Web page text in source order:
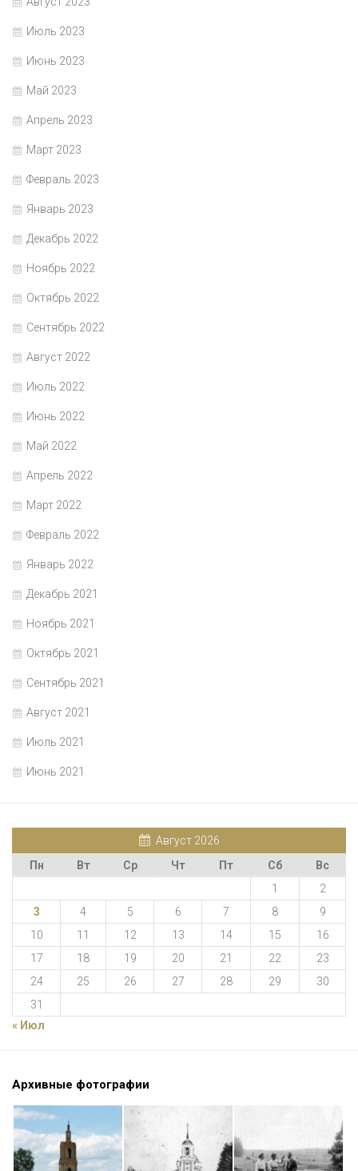
Июль 2023
Июнь 2023
Май 2023
Апрель 2023
Март 2023
Февраль 2023
Январь 2023
Декабрь 2022
Ноябрь 2022
Октябрь 2022
Сентябрь 2022
Август 2022
Июль 2022
Июнь 2022
Май 2022
Апрель 2022
Март 2022
Февраль 2022
Январь 2022
Декабрь 2021
Ноябрь 2021
Октябрь 2021
Сентябрь 2021
Август 2021
Июль 2021
Июнь 2021
Август 2026
Пн
Вт Ср Чт Пт Сб
Вс
1
2
3
4 5 6 7 8
9
10
11 12 13 14 15
16
17
18 19 20 21 22
23
24
25 26 27 28 29
30
31
« Июл
Архивные фотографии